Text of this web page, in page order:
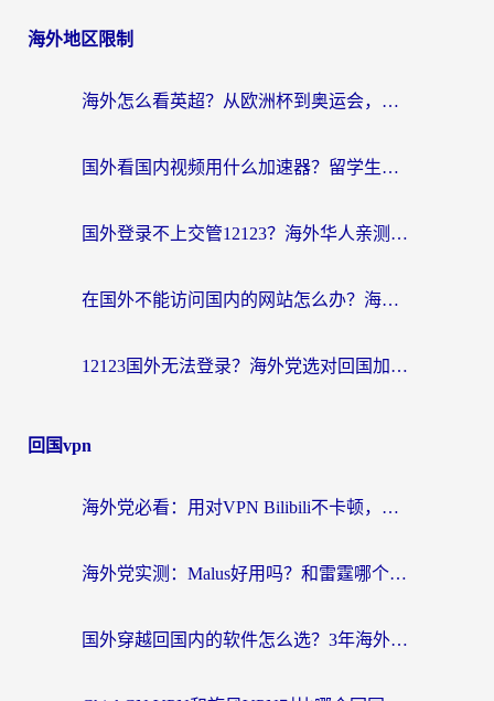
海外地区限制
海外怎么看英超？从欧洲杯到奥运会，一份让你不卡壳的中文解说观看指南
国外看国内视频用什么加速器？留学生和海外华人的实用指南
国外登录不上交管12123？海外华人亲测有效的回国加速器选择指南
在国外不能访问国内的网站怎么办？海外党必看的无缝回国上网指南
12123国外无法登录？海外党选对回国加速器，轻松解决国内资源访问难题
回国vpn
海外党必看：用对VPN Bilibili不卡顿，英国玩国内游戏也丝滑——2026回国加速器选择指南
海外党实测：Malus好用吗？和雷霆哪个好？+ 3款热门加速器深度对比
国外穿越回国内的软件怎么选？3年海外党亲测实用指南，告别地域限制